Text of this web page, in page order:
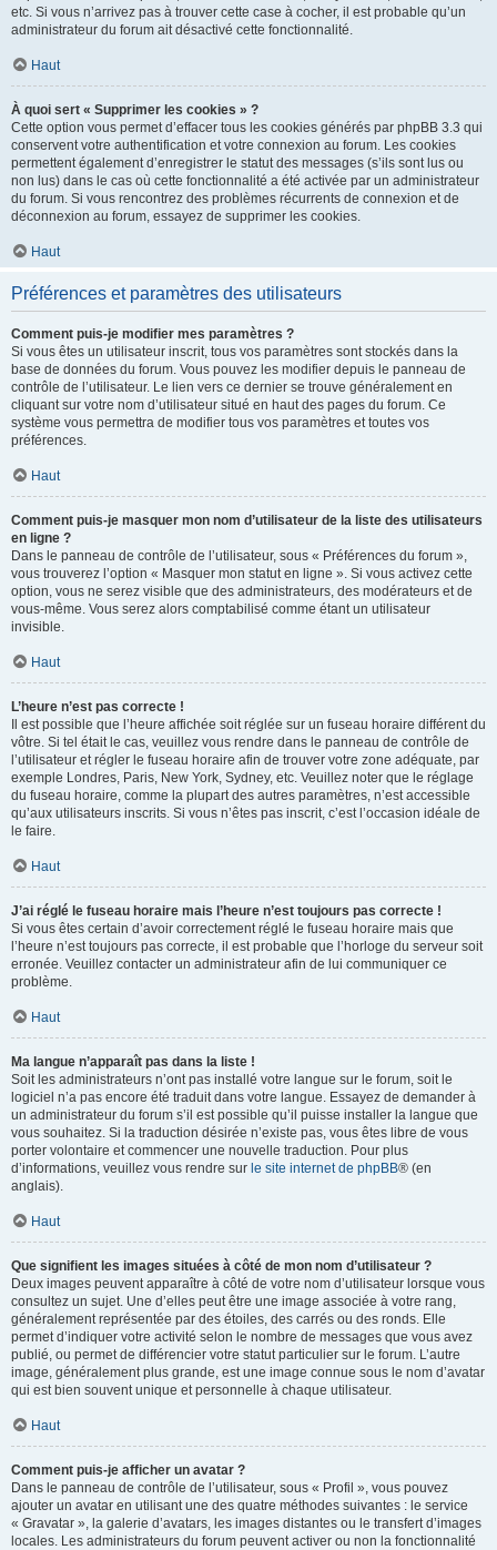
etc. Si vous n’arrivez pas à trouver cette case à cocher, il est probable qu’un
administrateur du forum ait désactivé cette fonctionnalité.
Haut
À quoi sert « Supprimer les cookies » ?
Cette option vous permet d’effacer tous les cookies générés par phpBB 3.3 qui
conservent votre authentification et votre connexion au forum. Les cookies
permettent également d’enregistrer le statut des messages (s’ils sont lus ou
non lus) dans le cas où cette fonctionnalité a été activée par un administrateur
du forum. Si vous rencontrez des problèmes récurrents de connexion et de
déconnexion au forum, essayez de supprimer les cookies.
Haut
Préférences et paramètres des utilisateurs
Comment puis-je modifier mes paramètres ?
Si vous êtes un utilisateur inscrit, tous vos paramètres sont stockés dans la
base de données du forum. Vous pouvez les modifier depuis le panneau de
contrôle de l’utilisateur. Le lien vers ce dernier se trouve généralement en
cliquant sur votre nom d’utilisateur situé en haut des pages du forum. Ce
système vous permettra de modifier tous vos paramètres et toutes vos
préférences.
Haut
Comment puis-je masquer mon nom d’utilisateur de la liste des utilisateurs
en ligne ?
Dans le panneau de contrôle de l’utilisateur, sous « Préférences du forum »,
vous trouverez l’option « Masquer mon statut en ligne ». Si vous activez cette
option, vous ne serez visible que des administrateurs, des modérateurs et de
vous-même. Vous serez alors comptabilisé comme étant un utilisateur
invisible.
Haut
L’heure n’est pas correcte !
Il est possible que l’heure affichée soit réglée sur un fuseau horaire différent du
vôtre. Si tel était le cas, veuillez vous rendre dans le panneau de contrôle de
l’utilisateur et régler le fuseau horaire afin de trouver votre zone adéquate, par
exemple Londres, Paris, New York, Sydney, etc. Veuillez noter que le réglage
du fuseau horaire, comme la plupart des autres paramètres, n’est accessible
qu’aux utilisateurs inscrits. Si vous n’êtes pas inscrit, c’est l’occasion idéale de
le faire.
Haut
J’ai réglé le fuseau horaire mais l’heure n’est toujours pas correcte !
Si vous êtes certain d’avoir correctement réglé le fuseau horaire mais que
l’heure n’est toujours pas correcte, il est probable que l’horloge du serveur soit
erronée. Veuillez contacter un administrateur afin de lui communiquer ce
problème.
Haut
Ma langue n’apparaît pas dans la liste !
Soit les administrateurs n’ont pas installé votre langue sur le forum, soit le
logiciel n’a pas encore été traduit dans votre langue. Essayez de demander à
un administrateur du forum s’il est possible qu’il puisse installer la langue que
vous souhaitez. Si la traduction désirée n’existe pas, vous êtes libre de vous
porter volontaire et commencer une nouvelle traduction. Pour plus
d’informations, veuillez vous rendre sur le site internet de phpBB® (en
anglais).
Haut
Que signifient les images situées à côté de mon nom d’utilisateur ?
Deux images peuvent apparaître à côté de votre nom d’utilisateur lorsque vous
consultez un sujet. Une d’elles peut être une image associée à votre rang,
généralement représentée par des étoiles, des carrés ou des ronds. Elle
permet d’indiquer votre activité selon le nombre de messages que vous avez
publié, ou permet de différencier votre statut particulier sur le forum. L’autre
image, généralement plus grande, est une image connue sous le nom d’avatar
qui est bien souvent unique et personnelle à chaque utilisateur.
Haut
Comment puis-je afficher un avatar ?
Dans le panneau de contrôle de l’utilisateur, sous « Profil », vous pouvez
ajouter un avatar en utilisant une des quatre méthodes suivantes : le service
« Gravatar », la galerie d’avatars, les images distantes ou le transfert d’images
locales. Les administrateurs du forum peuvent activer ou non la fonctionnalité